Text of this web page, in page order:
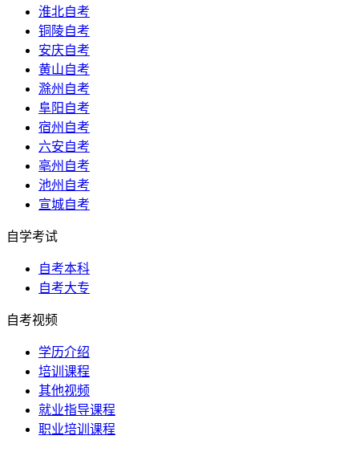
淮北自考
铜陵自考
安庆自考
黄山自考
滁州自考
阜阳自考
宿州自考
六安自考
亳州自考
池州自考
宣城自考
自学考试
自考本科
自考大专
自考视频
学历介绍
培训课程
其他视频
就业指导课程
职业培训课程